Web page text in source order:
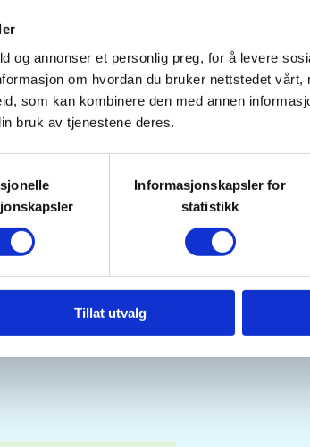
og annonser et personlig preg, for å levere
om hvordan du bruker nettstedet vårt,
som kan kombinere den med annen
bruk av tjenestene deres.
Informasjonskapsler for
statistikk
Tillat utvalg
for alle over 12
Det vil være
for både nye og
(Blir selvfølgelig høy
26